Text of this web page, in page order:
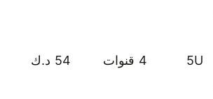
5U 4 قنوات 54 د.ك